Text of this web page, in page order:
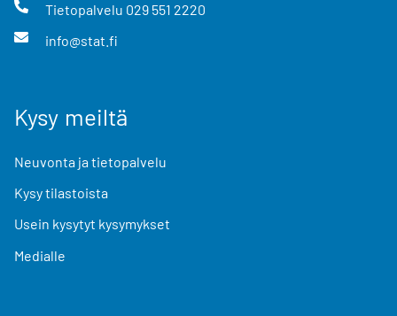
Tietopalvelu 029 551 2220
info@stat.fi
Kysy meiltä
Neuvonta ja tietopalvelu
Kysy tilastoista
Usein kysytyt kysymykset
Medialle